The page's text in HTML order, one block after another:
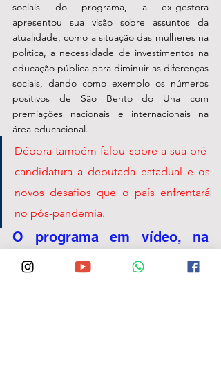
sociais do programa, a ex-gestora
apresentou sua visão sobre assuntos da
atualidade, como a situação das mulheres na
política, a necessidade de investimentos na
educação pública para diminuir as diferenças
sociais, dando como exemplo os números
positivos de São Bento do Una com
premiações nacionais e internacionais na
área educacional.
Débora também falou sobre a sua pré-
candidatura a deputada estadual e os
novos desafios que o país enfrentará
no pós-pandemia.
O programa em vídeo, na
abaixo: